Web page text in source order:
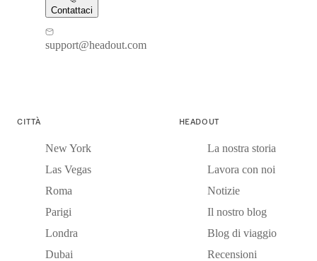
Contattaci
support@headout.com
CITTÀ
New York
Las Vegas
Roma
Parigi
Londra
Dubai
HEADOUT
La nostra storia
Lavora con noi
Notizie
Il nostro blog
Blog di viaggio
Recensioni